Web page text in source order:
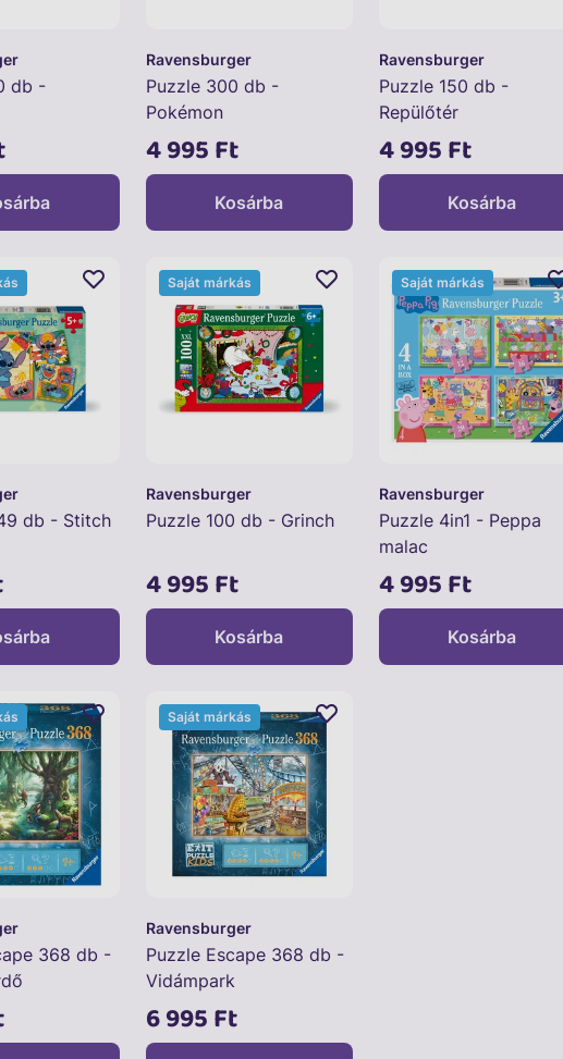
db -
Ravensburger
Puzzle 300 db -
Pokémon
4 995 Ft
Kosárba
Ravensburger
Puzzle 150 db -
Repülőtér
4 995 Ft
Kosárba
db - Stitch
Ravensburger
Puzzle 100 db - Grinch
4 995 Ft
Saját márkás
Kosárba
Ravensburger
Puzzle 4in1 - Peppa
malac
4 995 Ft
Saját márkás
Kosárba
368 db -
Ravensburger
Puzzle Escape 368 db -
Vidámpark
6 995 Ft
Saját márkás